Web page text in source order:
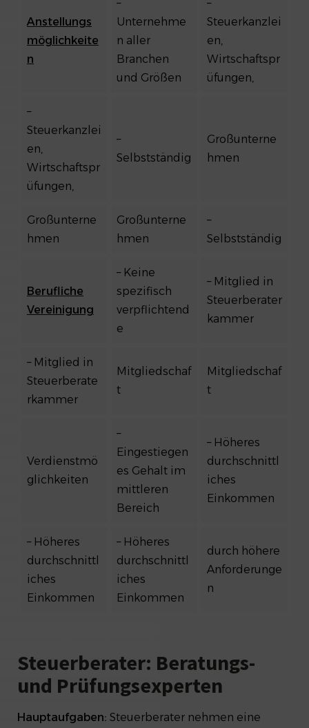
Anstellungs
möglichkeite
n
–
Unternehme
n aller
Branchen
und Größen
–
Steuerkanzlei
en,
Wirtschaftspr
üfungen,
–
Steuerkanzlei
en,
Wirtschaftspr
üfungen,
–
Selbstständig
Großunterne
hmen
Großunterne
hmen
Großunterne
hmen
–
Selbstständig
Berufliche
Vereinigung
– Keine
spezifisch
verpflichtend
e
– Mitglied in
Steuerberater
kammer
– Mitglied in
Steuerberate
rkammer
Mitgliedschaf
t
Mitgliedschaf
t
Verdienstmö
glichkeiten
–
Eingestiegen
es Gehalt im
mittleren
Bereich
– Höheres
durchschnittl
iches
Einkommen
– Höheres
durchschnittl
iches
Einkommen
– Höheres
durchschnittl
iches
Einkommen
durch höhere
Anforderunge
n
Steuerberater: Beratungs-
und Prüfungsexperten
Hauptaufgaben: Steuerberater nehmen eine